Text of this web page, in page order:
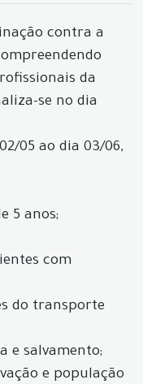
contra a
da
se no dia
05 ao dia 03/06,
5 anos;
com
do transporte
e salvamento;
e população